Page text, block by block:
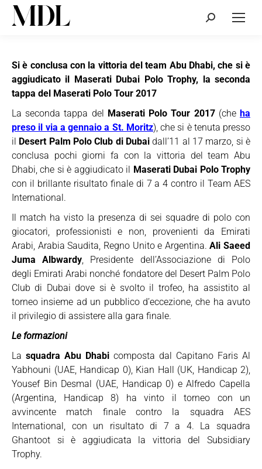
Cerca:
Si è conclusa con la vittoria del team Abu Dhabi, che si è
aggiudicato il Maserati Dubai Polo Trophy, la seconda
tappa del Maserati Polo Tour 2017
La seconda tappa del Maserati Polo Tour 2017(cheha
preso il via a gennaio a St. Moritz), che si è tenuta presso
il Desert Palm Polo Club di Dubai dall’11 al 17 marzo, si è
conclusa pochi giorni fa con la vittoria del team Abu
Dhabi, che si è aggiudicato il Maserati Dubai Polo Trophy
con il brillante risultato finale di 7 a 4 contro il Team AES
International.
Il match ha visto la presenza di sei squadre di polo con
giocatori, professionisti e non, provenienti da Emirati
Arabi, Arabia Saudita, Regno Unito e Argentina.Ali Saeed
Juma Albwardy, Presidente dell’Associazione di Polo
degli Emirati Arabi nonché fondatore del Desert Palm Polo
Club di Dubai dove si è svolto il trofeo, ha assistito al
torneo insieme ad un pubblico d’eccezione, che ha avuto
il privilegio di assistere alla gara finale.
Le formazioni
La squadra Abu Dhabi composta dal Capitano Faris Al
Yabhouni (UAE, Handicap 0), Kian Hall (UK, Handicap 2),
Yousef Bin Desmal (UAE, Handicap 0) e Alfredo Capella
(Argentina, Handicap 8) ha vinto il torneo con un
avvincente match finale contro la squadra AES
International, con un risultato di 7 a 4. La squadra
Ghantoot si è aggiudicata la vittoria del Subsidiary
Trophy.